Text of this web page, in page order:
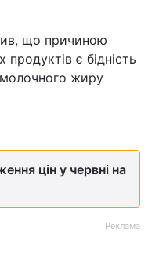
що причиною
продуктів є бідність
молочного жиру
цін у червні на
Реклама